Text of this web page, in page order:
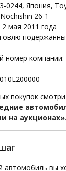
0244, Япония,
26-1
мая 2011 года
номер компании:
покупок
на аукционах».
автомобиль вы